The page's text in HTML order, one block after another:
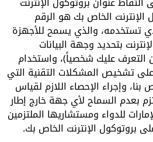
الخاص بك هو الرقم
تستخدمه، والذي يسمح للأجهزة
بتحديد وجهة البيانات
التعرف عليك شخصياً)، واستخدام
على تشخيص المشكلات التقنية التي
وإجراء الإحصاء اللازم لقياس
بعدم السماح لأي جهة خارج إطار
للدواء ومستشاريها الملتزمين
بروتوكول الإنترنت الخاص بك.